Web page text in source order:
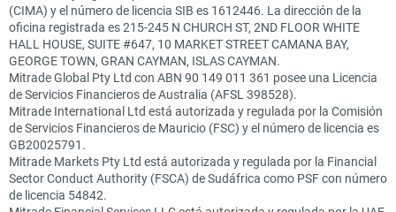
(CIMA) y el número de licencia SIB es 1612446. La dirección de la
oficina registrada es 215-245 N CHURCH ST, 2ND FLOOR WHITE
HALL HOUSE, SUITE #647, 10 MARKET STREET CAMANA BAY,
GEORGE TOWN, GRAN CAYMAN, ISLAS CAYMAN.
Mitrade Global Pty Ltd con ABN 90 149 011 361 posee una Licencia
de Servicios Financieros de Australia (AFSL 398528).
Mitrade International Ltd está autorizada y regulada por la Comisión
de Servicios Financieros de Mauricio (FSC) y el número de licencia es
GB20025791.
Mitrade Markets Pty Ltd está autorizada y regulada por la Financial
Sector Conduct Authority (FSCA) de Sudáfrica como PSF con número
de licencia 54842.